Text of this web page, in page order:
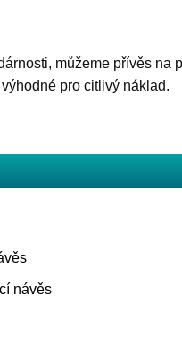
můžeme přívěs na
pro citlivý náklad.
návěs